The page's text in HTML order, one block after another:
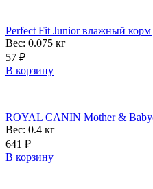
Perfect Fit Junior влажный корм
Вес: 0.075 кг
57 ₽
В корзину
ROYAL CANIN Mother &
Вес: 0.4 кг
641 ₽
В корзину